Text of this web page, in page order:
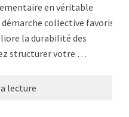
en véritable
collective favorise
la durabilité des
structurer votre …
lecture